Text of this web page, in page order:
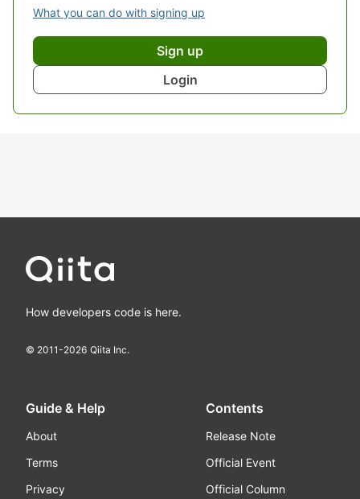
What you can do with signing up
Sign up
Login
How developers code is here.
© 2011-2026 Qiita Inc.
Guide & Help
About
Terms
Privacy
Contents
Release Note
Official Event
Official Column